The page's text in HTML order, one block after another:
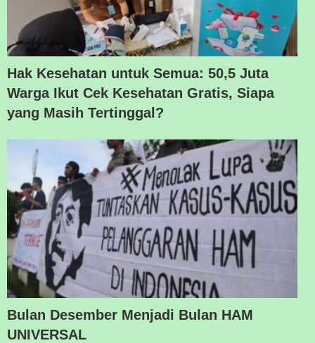
Hak Kesehatan untuk Semua: 50,5 Juta
Warga Ikut Cek Kesehatan Gratis, Siapa
yang Masih Tertinggal?
Bulan Desember Menjadi Bulan HAM
UNIVERSAL